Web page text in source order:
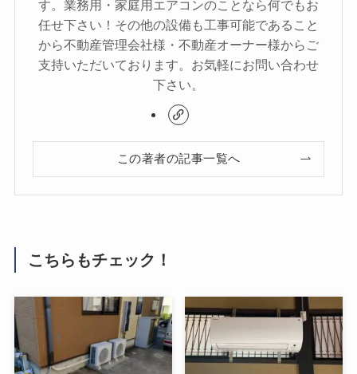
す。業務用・家庭用エアコンのことなら何でもお
任せ下さい！その他の設備も工事可能であること
から不動産管理会社様・不動産オーナー様からご
支持いただいております。お気軽にお問い合わせ
下さい。
この著者の記事一覧へ
こちらもチェック！